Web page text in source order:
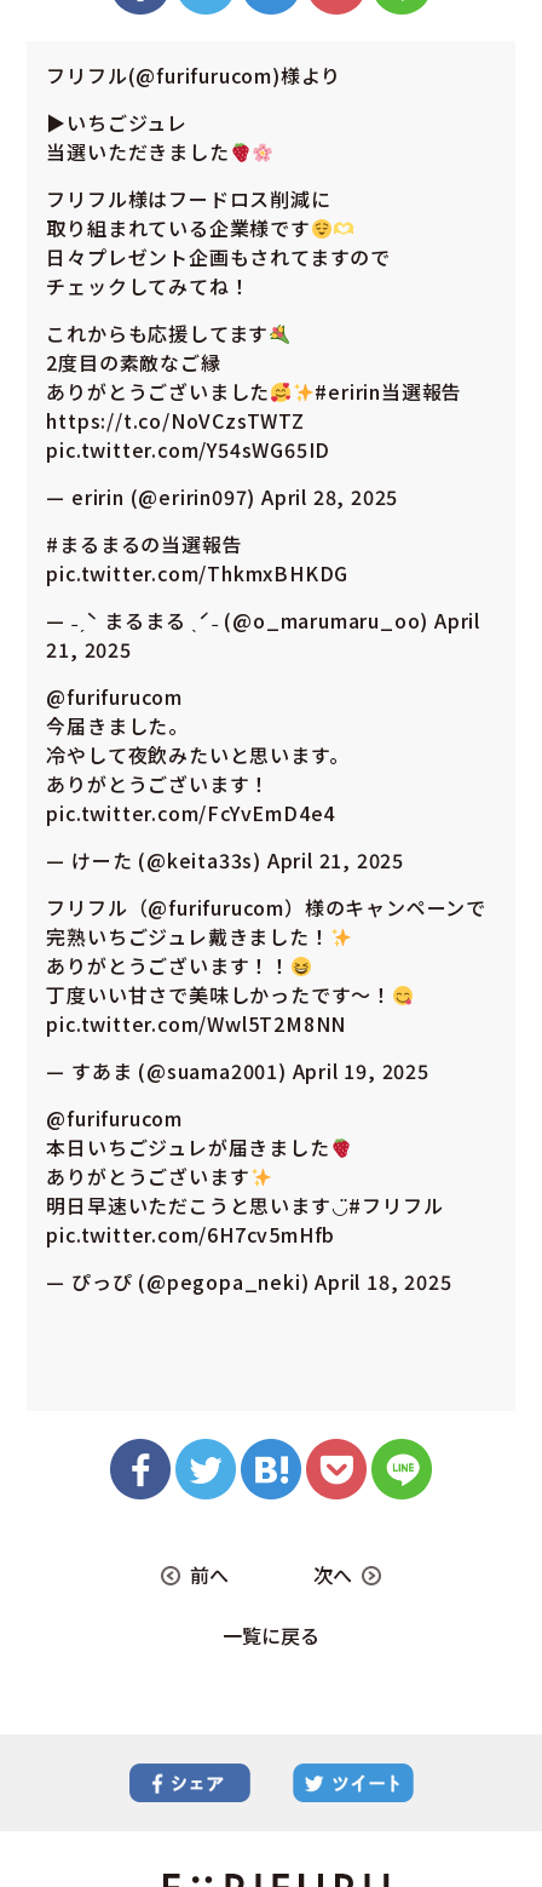
フリフル(@furifurucom)様より
▶︎いちごジュレ
当選いただきました
フリフル様はフードロス削減に
取り組まれている企業様です
日々プレゼント企画もされてますので
チェックしてみてね！
これからも応援してます
2度目の素敵なご縁
ありがとうございました
#eririn当選報告
https://t.co/NoVCzsTWTZ
pic.twitter.com/Y54sWG65ID
— eririn (@eririn097)April 28, 2025
#まるまるの当選報告
pic.twitter.com/ThkmxBHKDG
— ˗ˏˋ まるまる ˎˊ˗ (@o_marumaru_oo)April
21, 2025
@furifurucom
今届きました。
冷やして夜飲みたいと思います。
ありがとうございます！
pic.twitter.com/FcYvEmD4e4
— けーた (@keita33s) April 21, 2025
フリフル（@furifurucom）様のキャンペーンで
完熟いちごジュレ戴きました！
ありがとうございます！！
丁度いい甘さで美味しかったです～！
pic.twitter.com/Wwl5T2M8NN
— すあま (@suama2001) April 19, 2025
@furifurucom
本日いちごジュレが届きました
ありがとうございます
明日早速いただこうと思います◡̈︎#フリフル
pic.twitter.com/6H7cv5mHfb
— ぴっぴ (@pegopa_neki)April 18, 2025
前へ
一覧に戻る
次へ